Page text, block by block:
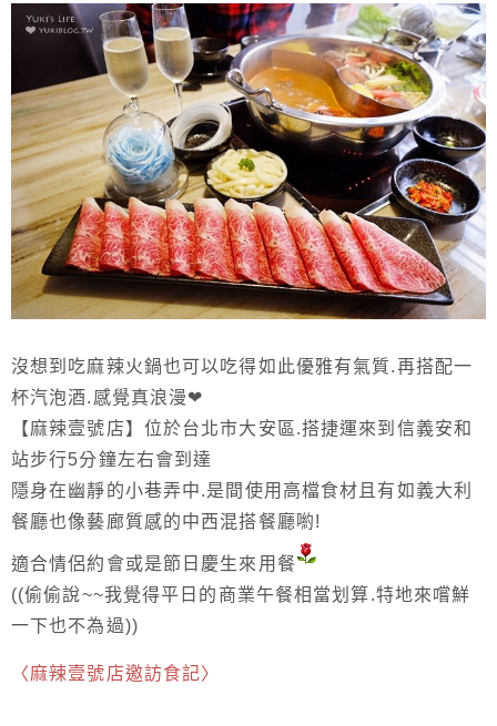
沒想到吃麻辣火鍋也可以吃得如此優雅有氣質.再搭配一
杯汽泡酒.感覺真浪漫❤
【麻辣壹號店】位於台北市大安區.搭捷運來到信義安和
站步行5分鐘左右會到達
隱身在幽靜的小巷弄中.是間使用高檔食材且有如義大利
餐廳也像藝廊質感的中西混搭餐廳喲!
適合情侶約會或是節日慶生來用餐
((偷偷說~~我覺得平日的商業午餐相當划算.特地來嚐鮮
一下也不為過))
〈麻辣壹號店邀訪食記〉